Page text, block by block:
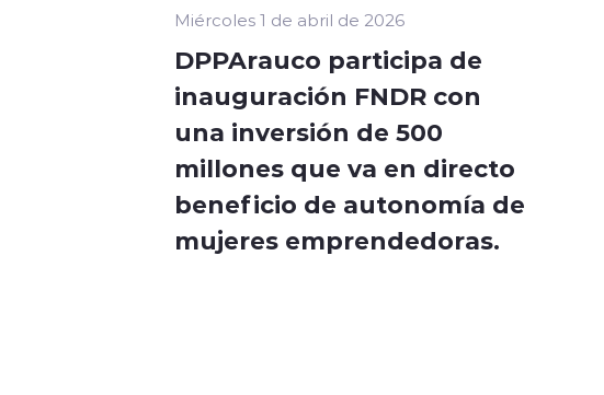
Miércoles 1 de abril de 2026
DPPArauco participa de
inauguración FNDR con
una inversión de 500
millones que va en directo
beneficio de autonomía de
mujeres emprendedoras.